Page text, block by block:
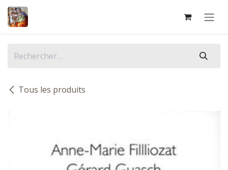
Se rendre au contenu
Tous les produits